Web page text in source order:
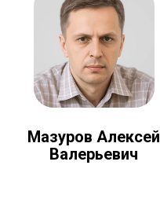
Мазуров Алексей
Валерьевич